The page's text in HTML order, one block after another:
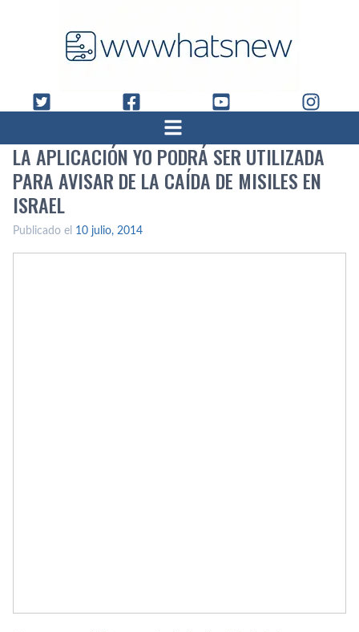
LA APLICACIÓN YO PODRÁ SER UTILIZADA
PARA AVISAR DE LA CAÍ­DA DE MISILES EN
ISRAEL
Publicado el 10 julio, 2014